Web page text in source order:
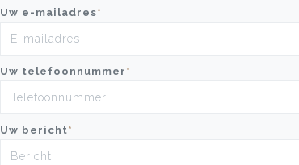
Uw e-mailadres*
Uw telefoonnummer *
Uw bericht*